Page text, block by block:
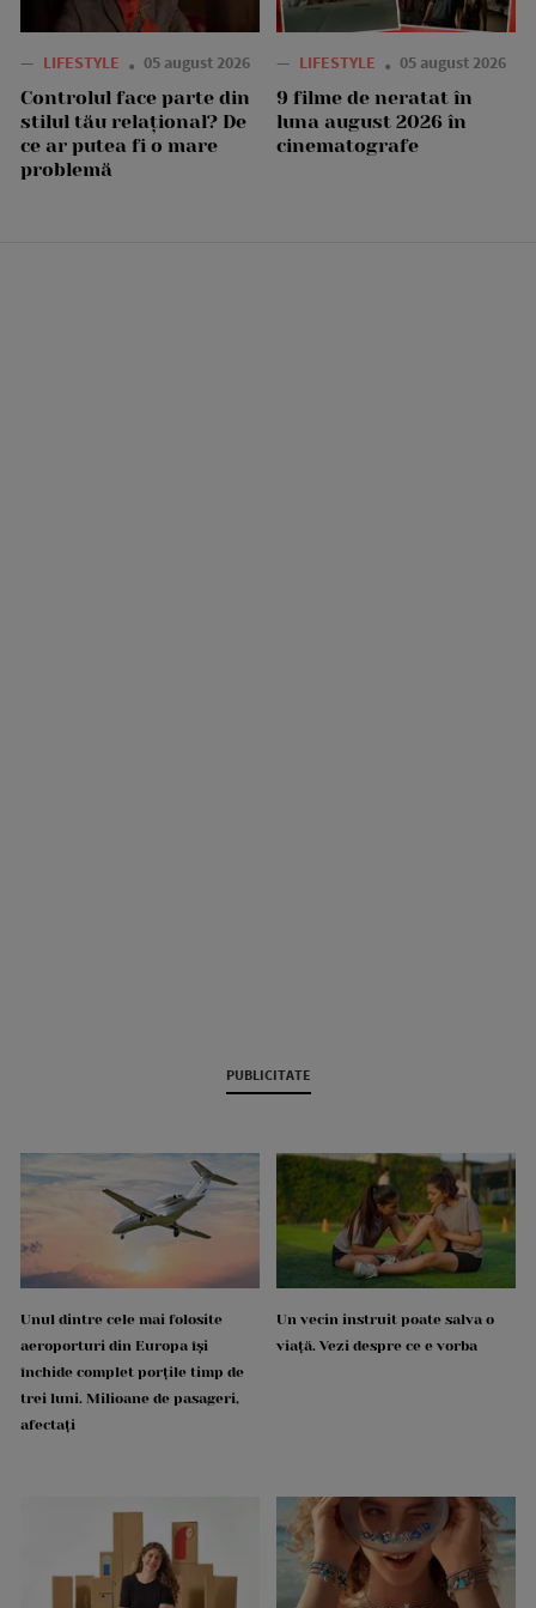
— LIFESTYLE 05 august 2026
Controlul face parte din
stilul tău relațional? De
ce ar putea fi o mare
problemă
— LIFESTYLE 05 august 2026
9 filme de neratat în
luna august 2026 în
cinematografe
PUBLICITATE
Unul dintre cele mai folosite
aeroporturi din Europa își
închide complet porțile timp de
trei luni. Milioane de pasageri,
afectați
Un vecin instruit poate salva o
viață. Vezi despre ce e vorba